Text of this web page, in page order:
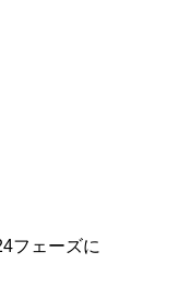
フェーズに